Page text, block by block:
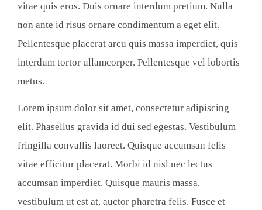
vitae quis eros. Duis ornare interdum pretium. Nulla
non ante id risus ornare condimentum a eget elit.
Pellentesque placerat arcu quis massa imperdiet, quis
interdum tortor ullamcorper. Pellentesque vel lobortis
metus.
Lorem ipsum dolor sit amet, consectetur adipiscing
elit. Phasellus gravida id dui sed egestas. Vestibulum
fringilla convallis laoreet. Quisque accumsan felis
vitae efficitur placerat. Morbi id nisl nec lectus
accumsan imperdiet. Quisque mauris massa,
vestibulum ut est at, auctor pharetra felis. Fusce et